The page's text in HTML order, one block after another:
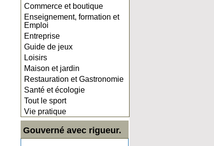
Commerce et boutique
Enseignement, formation et
Emploi
Entreprise
Guide de jeux
Loisirs
Maison et jardin
Restauration et Gastronomie
Santé et écologie
Tout le sport
Vie pratique
Gouverné avec rigueur.